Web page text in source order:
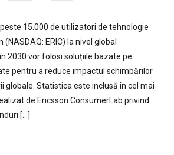
15.000 de utilizatori de tehnologie
ERIC) la nivel global
2030 vor folosi soluțiile bazate pe
pentru a reduce impactul schimbărilor
globale. Statistica este inclusă în cel mai
de Ericsson ConsumerLab privind
[…]